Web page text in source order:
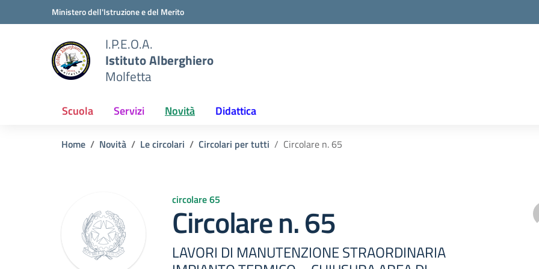
Vai ai contenuti
Vai al menu di navigazioneMinistero dell'Istruzione e del Merito
I.P.E.O.A.
Istituto Alberghiero
Molfetta
Scuola Servizi Novità Didattica
Home Novità Le circolari Circolari per tutti Circolare n. 65
circolare 65
Circolare n. 65
LAVORI DI MANUTENZIONE STRAORDINARIA